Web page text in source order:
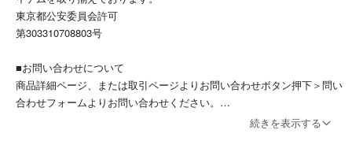
出品している商品は弊社倉庫にて保管しています。
店頭で商品をご覧になりたい場合は前日までにご予約が必要です。
す。予めご了承ください。
東京都公安委員会許可
第303310708803号
■お問い合わせについて
商品詳細ページ、または取引ページよりお問い合わせボタン押下＞問い
合わせフォームよりお問い合わせください。
続きを表示する